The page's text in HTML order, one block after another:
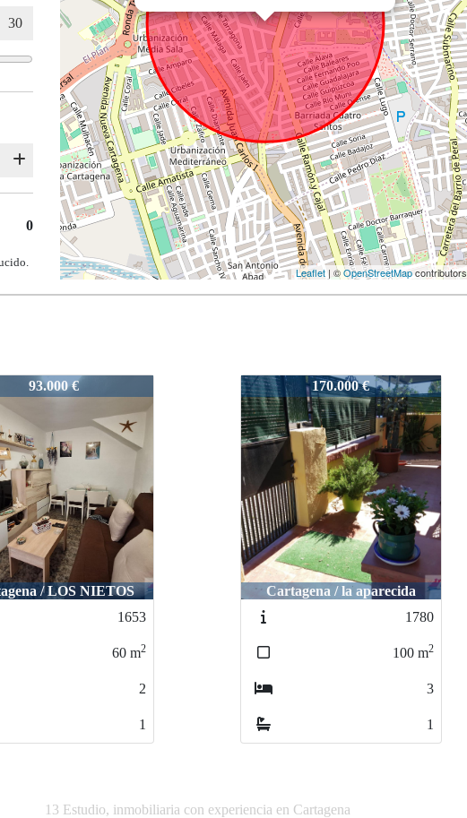
0
Leaflet | ©OpenStreetMapcontributors
170.000 €
/ la aparecida
1780
100 m2
3
1
1782 120.000 €
Cartagena / LA ALJORRA
1765
140 m2
4
2
13 Estudio, inmobiliaria con experiencia en Cartagena